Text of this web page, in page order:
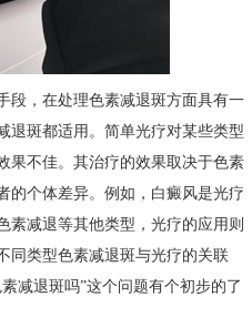
段，在处理色素减退斑方面具有一
退斑都适用。简单光疗对某些类型
果不佳。其治疗的效果取决于色素
的个体差异。例如，白癜风是光疗
素减退等其他类型，光疗的应用则
同类型色素减退斑与光疗的关联
减退斑吗”这个问题有个初步的了